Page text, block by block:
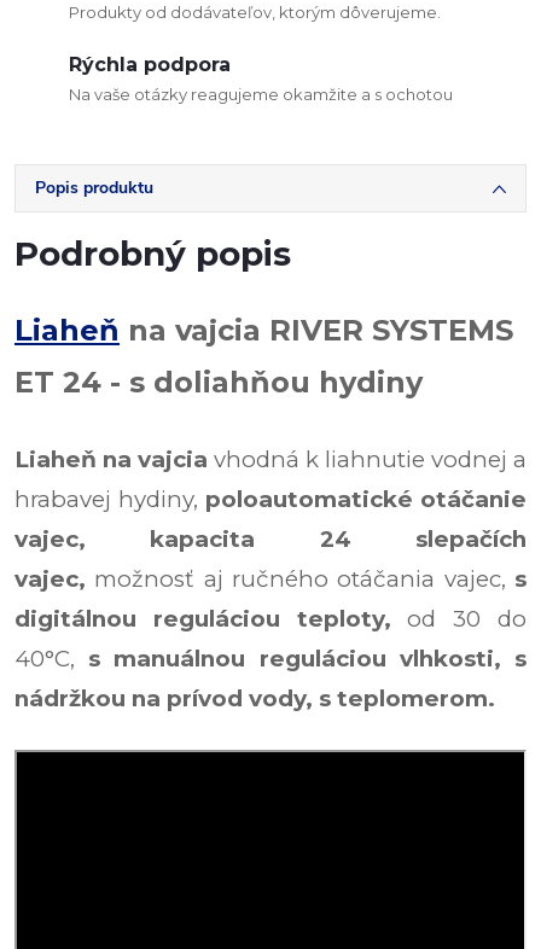
Produkty od dodávateľov, ktorým dôverujeme.
Rýchla podpora
Na vaše otázky reagujeme okamžite a s ochotou
Popis produktu
Podrobný popis
Liaheň na vajcia RIVER SYSTEMS
ET 24 - s doliahňou hydiny
Liaheň na vajcia vhodná k liahnutie vodnej a
hrabavej hydiny, poloautomatické otáčanie
vajec, kapacita 24 slepačích
vajec, možnosť aj ručného otáčania vajec, s
digitálnou reguláciou teploty,od 30 do
40°C, s manuálnou reguláciou vlhkosti, s
nádržkou na prívod vody, s teplomerom.